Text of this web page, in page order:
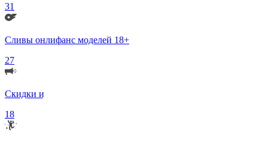
31
Сливы онлифанс моделей 18+
27
Скидки и Акции
18